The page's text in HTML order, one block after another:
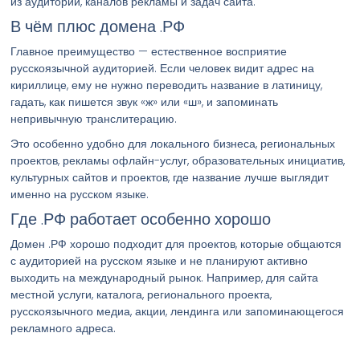
В чём плюс домена .РФ
Главное преимущество — естественное восприятие
русскоязычной аудиторией. Если человек видит адрес на
кириллице, ему не нужно переводить название в латиницу,
гадать, как пишется звук «ж» или «ш», и запоминать
непривычную транслитерацию.
Это особенно удобно для локального бизнеса, региональных
проектов, рекламы офлайн-услуг, образовательных инициатив,
культурных сайтов и проектов, где название лучше выглядит
именно на русском языке.
Где .РФ работает особенно хорошо
Домен .РФ хорошо подходит для проектов, которые общаются
с аудиторией на русском языке и не планируют активно
выходить на международный рынок. Например, для сайта
местной услуги, каталога, регионального проекта,
русскоязычного медиа, акции, лендинга или запоминающегося
рекламного адреса.